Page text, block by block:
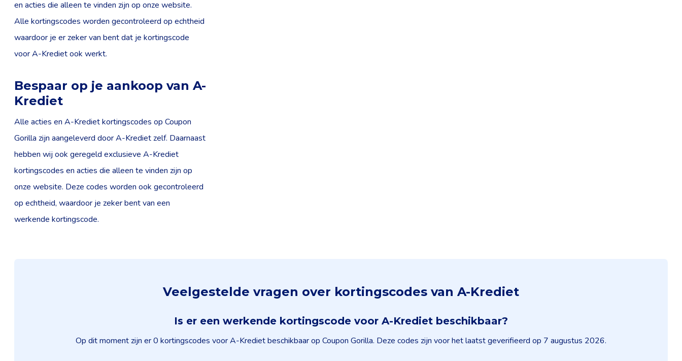
en acties die alleen te vinden zijn op onze website.
Alle kortingscodes worden gecontroleerd op echtheid
waardoor je er zeker van bent dat je kortingscode
voor A-Krediet ook werkt.
Bespaar op je aankoop van A-
Krediet
Alle acties en A-Krediet kortingscodes op Coupon
Gorilla zijn aangeleverd door A-Krediet zelf. Daarnaast
hebben wij ook geregeld exclusieve A-Krediet
kortingscodes en acties die alleen te vinden zijn op
onze website. Deze codes worden ook gecontroleerd
op echtheid, waardoor je zeker bent van een
werkende kortingscode.
Veelgestelde vragen over kortingscodes van A-Krediet
Is er een werkende kortingscode voor A-Krediet beschikbaar?
Op dit moment zijn er 0 kortingscodes voor A-Krediet beschikbaar op Coupon Gorilla. Deze codes zijn voor het laatst geverifieerd op 7 augustus 2026.